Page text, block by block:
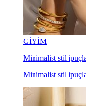
GİYİM
Minimalist stil
Minimalist stil